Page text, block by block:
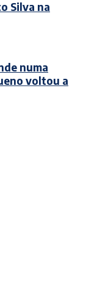
Silva na
numa
voltou a